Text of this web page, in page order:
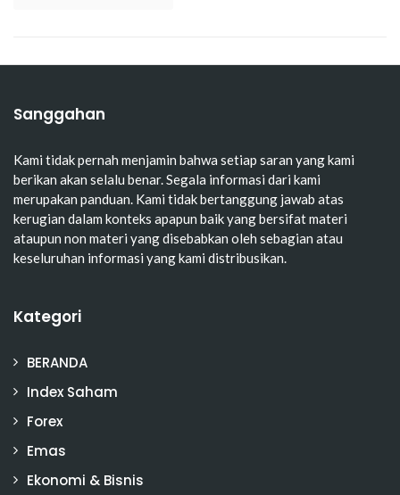
Sanggahan
Kami tidak pernah menjamin bahwa setiap saran yang kami
berikan akan selalu benar. Segala informasi dari kami
merupakan panduan. Kami tidak bertanggung jawab atas
kerugian dalam konteks apapun baik yang bersifat materi
ataupun non materi yang disebabkan oleh sebagian atau
keseluruhan informasi yang kami distribusikan.
Kategori
BERANDA
Index Saham
Forex
Emas
Ekonomi & Bisnis